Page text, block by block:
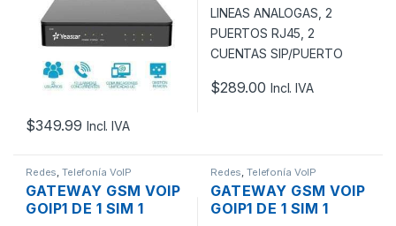
TRUNK SIP.
$349.99 Incl. IVA
CUENTAS
SIP/PUERTO
$289.00 Incl. IVA
Redes ,Telefonía VoIP
GATEWAY GSM VOIP
GOIP1 DE 1 SIM 1
Redes ,Telefonía VoIP
GATEWAY GSM VOIP
GOIP1 DE 1 SIM 1